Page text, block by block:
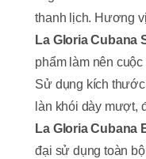
thanh lịch. Hương
La Gloria Cubana
phẩm làm nên
Sử dụng kích
làn khói dày mượt,
La Gloria Cubana
đại sử dụng toàn